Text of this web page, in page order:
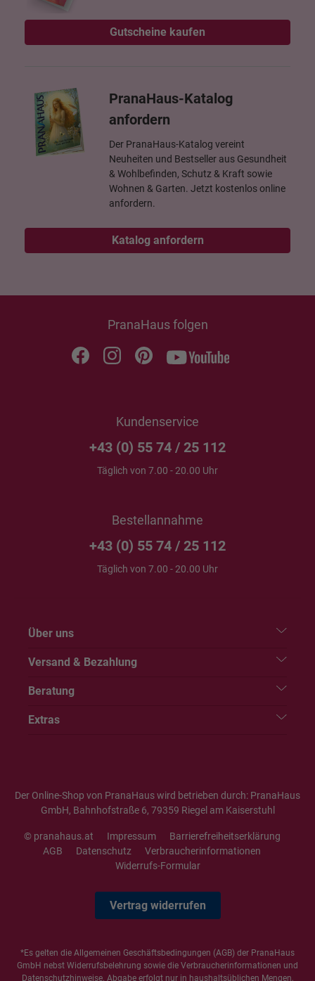
Gutscheine kaufen
PranaHaus-Katalog
anfordern
Der PranaHaus-Katalog vereint
Neuheiten und Bestseller aus Gesundheit
& Wohlbefinden, Schutz & Kraft sowie
Wohnen & Garten. Jetzt kostenlos online
anfordern.
Katalog anfordern
PranaHaus folgen
Kundenservice
+43 (0) 55 74 / 25 112
Täglich von 7.00 - 20.00 Uhr
Bestellannahme
+43 (0) 55 74 / 25 112
Täglich von 7.00 - 20.00 Uhr
Über uns
Versand & Bezahlung
Beratung
Extras
Der Online-Shop von PranaHaus wird betrieben durch: PranaHaus
GmbH, Bahnhofstraße 6, 79359 Riegel am Kaiserstuhl
© pranahaus.at Impressum
Barrierefreiheitserklärung
AGB
Datenschutz
Verbraucherinformationen
Widerrufs-Formular
Vertrag widerrufen
*Es gelten die Allgemeinen Geschäftsbedingungen (AGB) der PranaHaus
GmbH nebst Widerrufsbelehrung sowie die Verbraucherinformationen und
Datenschutzhinweise. Abgabe erfolgt nur in haushaltsüblichen Mengen,